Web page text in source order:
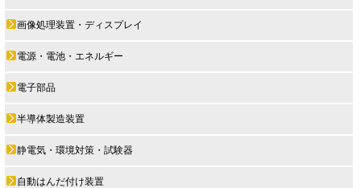
画像処理装置・ディスプレイ
電源・電池・エネルギー
電子部品
半導体製造装置
静電気・環境対策・試験器
自動はんだ付け装置